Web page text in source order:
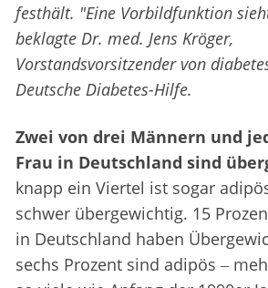
festhält. "Eine Vorbildfunktion
beklagte Dr. med. Jens Kröger,
Vorstandsvorsitzender von
Deutsche Diabetes-Hilfe.
Zwei von drei Männern und
Frau in Deutschland sind
knapp ein Viertel ist sogar
schwer übergewichtig. 15
in Deutschland haben
sechs Prozent sind adipös ‒